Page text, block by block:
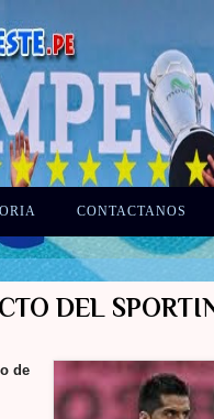
CONTACTANOS
DEL
de